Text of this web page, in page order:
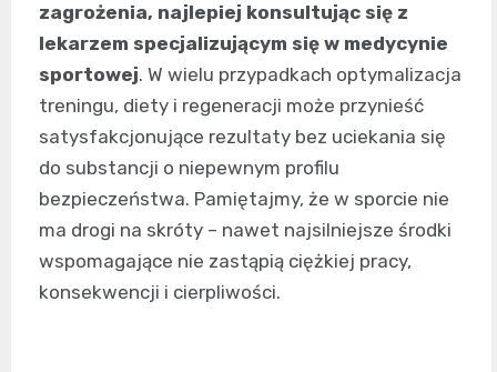
zagrożenia, najlepiej konsultując się z
lekarzem specjalizującym się w medycynie
sportowej. W wielu przypadkach optymalizacja
treningu, diety i regeneracji może przynieść
satysfakcjonujące rezultaty bez uciekania się
do substancji o niepewnym profilu
bezpieczeństwa. Pamiętajmy, że w sporcie nie
ma drogi na skróty – nawet najsilniejsze środki
wspomagające nie zastąpią ciężkiej pracy,
konsekwencji i cierpliwości.